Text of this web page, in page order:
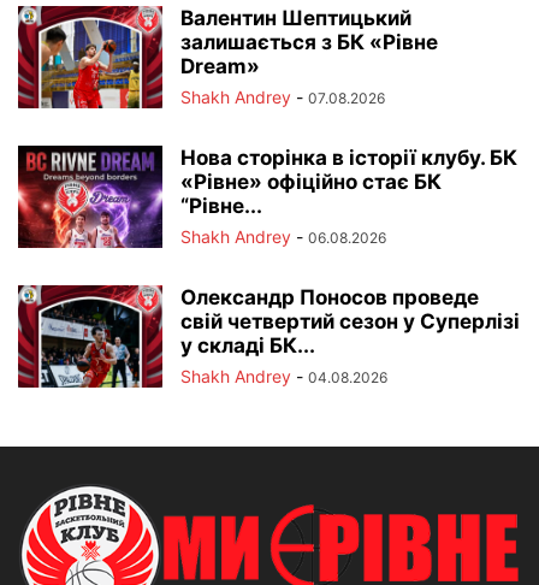
Валентин Шептицький
залишається з БК «Рівне
Dream»
Shakh Andrey - 07.08.2026
Нова сторінка в історії клубу. БК
«Рівне» офіційно стає БК
“Рівне...
Shakh Andrey - 06.08.2026
Олександр Поносов проведе
свій четвертий сезон у Суперлізі
у складі БК...
Shakh Andrey - 04.08.2026